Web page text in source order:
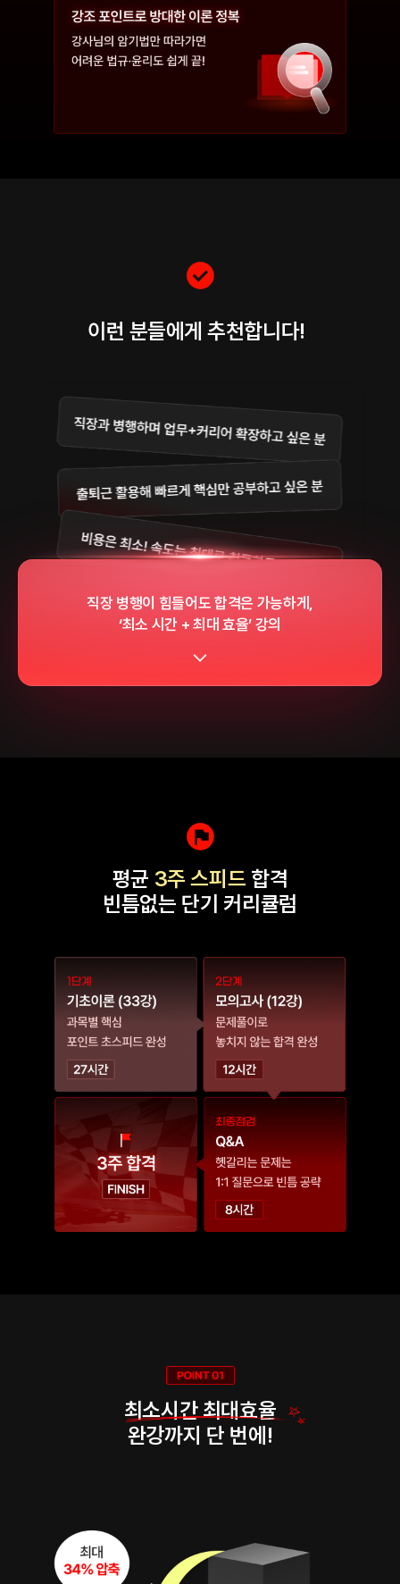
이런 분들에게 추천합니다!
직장 병행이 힘들어도 합격은 가능하게,
‘최소 시간 + 최대 효율’ 강의
평균 3주 스피드 합격
빈틈없는 단기 커리큘럼
최소시간 최대효율
완강까지 단 번에!